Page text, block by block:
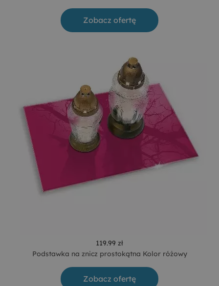
Zobacz ofertę
119.99 zł
Podstawka na znicz prostokątna Kolor różowy
Zobacz ofertę